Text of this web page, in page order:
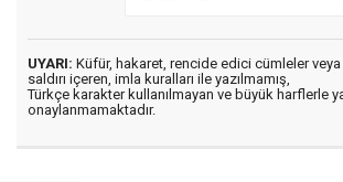
UYARI: Küfür, hakaret, rencide edici cümleler
saldırı içeren, imla kuralları ile yazılmamış,
Türkçe karakter kullanılmayan ve büyük harflerle
onaylanmamaktadır.